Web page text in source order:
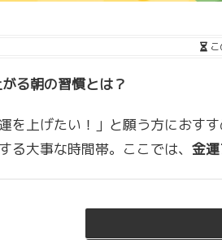
る朝の習慣とは？
を上げたい！」と願う方におすす
る大事な時間帯。ここでは、 金